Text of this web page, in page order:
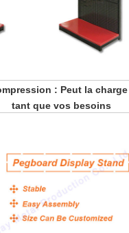
: Peut la
tant que vos besoins